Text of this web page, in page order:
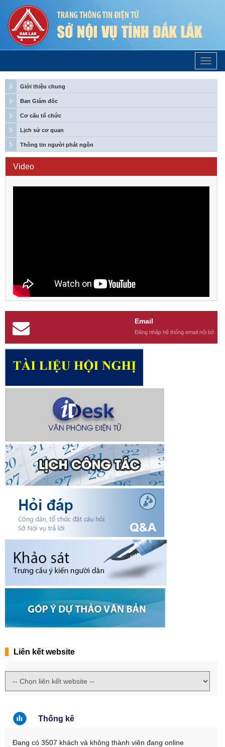
Trang
Chủ
Giới thiệu chung
Ban Giám đốc
Cơ cấu tổ chức
Lịch sử cơ quan
Thông tin người phát ngôn
Video
Email
Đăng nhập hệ thống email nội bộ
Liên kết website
Thống kê
Đang có 3507 khách và không thành viên đang online